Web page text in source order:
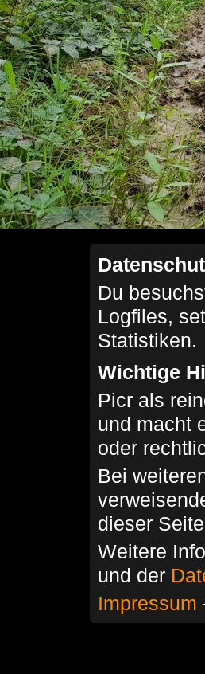
Du
Logfiles,
Statistiken.
Wichtige
Picr als
und macht
oder
Bei
dieser
Weitere
und der
Impressum